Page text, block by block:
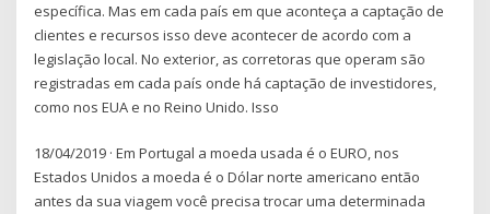
específica. Mas em cada país em que aconteça a captação de
clientes e recursos isso deve acontecer de acordo com a
legislação local. No exterior, as corretoras que operam são
registradas em cada país onde há captação de investidores,
como nos EUA e no Reino Unido. Isso
18/04/2019 · Em Portugal a moeda usada é o EURO, nos
Estados Unidos a moeda é o Dólar norte americano então
antes da sua viagem você precisa trocar uma determinada